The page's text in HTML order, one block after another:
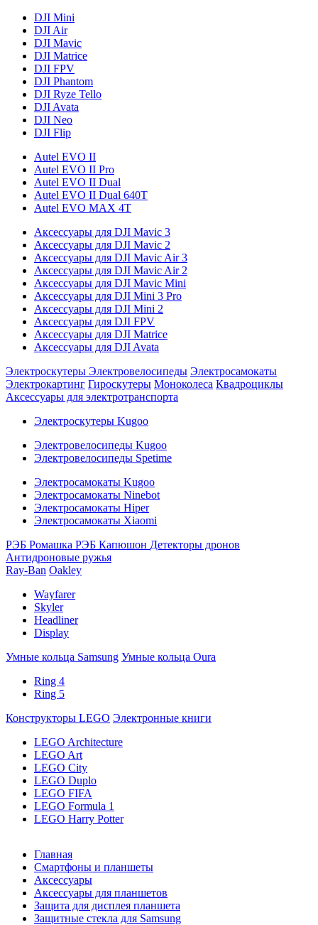
DJI Mini
DJI Air
DJI Mavic
DJI Matrice
DJI FPV
DJI Phantom
DJI Ryze Tello
DJI Avata
DJI Neo
DJI Flip
Autel EVO II
Autel EVO II Pro
Autel EVO II Dual
Autel EVO II Dual 640T
Autel EVO MAX 4T
Аксессуары для DJI Mavic 3
Аксессуары для DJI Mavic 2
Аксессуары для DJI Mavic Air 3
Аксессуары для DJI Mavic Air 2
Аксессуары для DJI Mavic Mini
Аксессуары для DJI Mini 3 Pro
Аксессуары для DJI Mini 2
Аксессуары для DJI FPV
Аксессуары для DJI Matrice
Аксессуары для DJI Avata
Электроскутеры Электровелосипеды Электросамокаты
Электрокартинг Гироскутеры Моноколеса Квадроциклы
Аксессуары для электротранспорта
Электроскутеры Kugoo
Электровелосипеды Kugoo
Электровелосипеды Spetime
Электросамокаты Kugoo
Электросамокаты Ninebot
Электросамокаты Hiper
Электросамокаты Xiaomi
РЭБ Ромашка РЭБ Капюшон Детекторы дронов
Антидроновые ружья
Ray-Ban Oakley
Wayfarer
Skyler
Headliner
Display
Умные кольца Samsung Умные кольца Oura
Ring 4
Ring 5
Конструкторы LEGO Электронные книги
LEGO Architecture
LEGO Art
LEGO City
LEGO Duplo
LEGO FIFA
LEGO Formula 1
LEGO Harry Potter
Главная
Смартфоны и планшеты
Аксессуары
Аксессуары для планшетов
Защита для дисплея планшета
Защитные стекла для Samsung